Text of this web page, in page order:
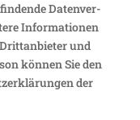
Daten­ver­
Infor­ma­tionen
und
können Sie den
der